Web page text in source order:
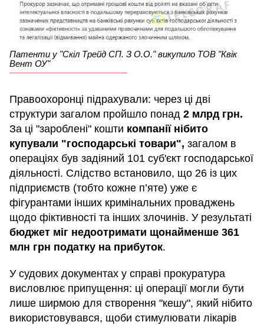
Патенти у "Скіл Трейд СП. З О.О." викупило ТОВ "Квік
Вент ОУ"
Правоохоронці підрахували: через ці дві
структури загалом пройшло понад 2 млрд грн.
За ці "зароблені" кошти компанії нібито
купували "господарські товари", загалом в
операціях був задіяний 101 суб'єкт господарської
діяльності. Слідство встановило, що 26 із цих
підприємств (тобто кожне п’яте) уже є
фігурантами інших кримінальних проваджень
щодо фіктивності та інших злочинів. У результаті
бюджет міг недоотримати щонайменше 361
млн грн податку на прибуток.
У судових документах у справі прокуратура
висловлює припущення: ці операції могли бути
лише ширмою для створення "кешу", який нібито
використовувався, щоби стимулювати лікарів